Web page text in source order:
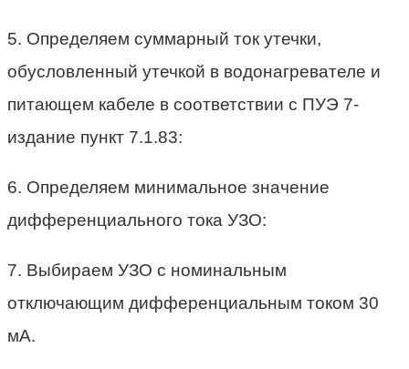
5. Определяем суммарный ток утечки,
обусловленный утечкой в водонагревателе и
питающем кабеле в соответствии с ПУЭ 7-
издание пункт 7.1.83:
6. Определяем минимальное значение
дифференциального тока УЗО:
7. Выбираем УЗО с номинальным
отключающим дифференциальным током 30
мА.